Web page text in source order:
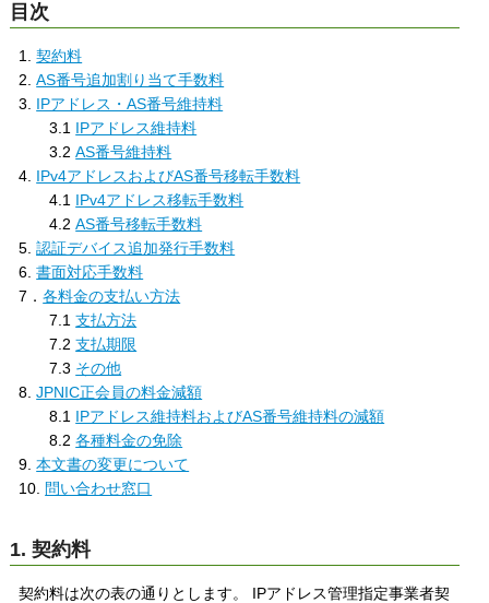
目次
1.契約料
2.AS番号追加割り当て手数料
3. IPアドレス・AS番号維持料
3.1 IPアドレス維持料
3.2AS番号維持料
4. IPv4アドレスおよびAS番号移転手数料
4.1 IPv4アドレス移転手数料
4.2AS番号移転手数料
5.認証デバイス追加発行手数料
6.書面対応手数料
7．各料金の支払い方法
7.1支払方法
7.2支払期限
7.3 その他
8.JPNIC正会員の料金減額
8.1 IPアドレス維持料およびAS番号維持料の減額
8.2各種料金の免除
9.本文書の変更について
10. 問い合わせ窓口
1. 契約料
契約料は次の表の通りとします。 IPアドレス管理指定事業者契